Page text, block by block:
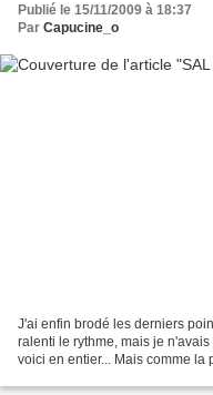
Publié le 15/11/2009 à 18:37
Par Capucine_o
J'ai enfin brodé les derniers
ralenti le rythme, mais je
voici en entier... Mais comme